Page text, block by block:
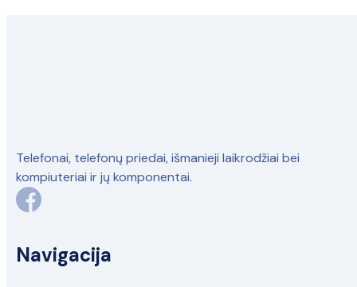
Telefonai, telefonų priedai, išmanieji laikrodžiai bei
kompiuteriai ir jų komponentai.
Navigacija